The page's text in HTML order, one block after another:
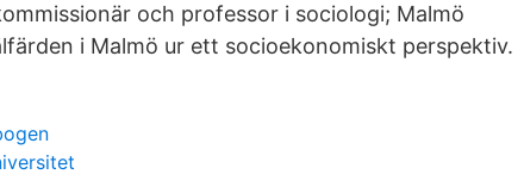
och professor i sociologi; Malmö
i Malmö ur ett socioekonomiskt perspektiv.